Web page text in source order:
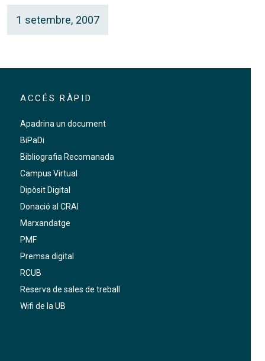
1 setembre, 2007
ACCÉS RÀPID
Apadrina un document
BiPaDi
Bibliografia Recomanada
Campus Virtual
Dipòsit Digital
Donació al CRAI
Marxandatge
PMF
Premsa digital
RCUB
Reserva de sales de treball
Wifi de la UB